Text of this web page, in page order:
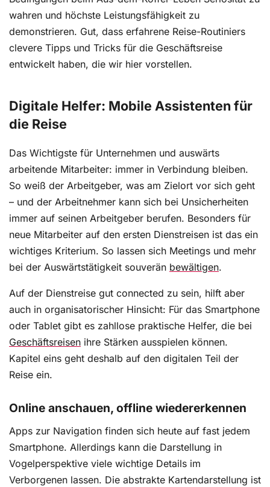
wahren und höchste Leistungsfähigkeit zu
demonstrieren. Gut, dass erfahrene Reise-Routiniers
clevere Tipps und Tricks für die Geschäftsreise
entwickelt haben, die wir hier vorstellen.
Digitale Helfer: Mobile Assistenten für
die Reise
Das Wichtigste für Unternehmen und auswärts
arbeitende Mitarbeiter: immer in Verbindung bleiben.
So weiß der Arbeitgeber, was am Zielort vor sich geht
– und der Arbeitnehmer kann sich bei Unsicherheiten
immer auf seinen Arbeitgeber berufen. Besonders für
neue Mitarbeiter auf den ersten Dienstreisen ist das ein
wichtiges Kriterium. So lassen sich Meetings und mehr
bei der Auswärtstätigkeit souverän bewältigen.
Auf der Dienstreise gut connected zu sein, hilft aber
auch in organisatorischer Hinsicht: Für das Smartphone
oder Tablet gibt es zahllose praktische Helfer, die bei
Geschäftsreisen ihre Stärken ausspielen können.
Kapitel eins geht deshalb auf den digitalen Teil der
Reise ein.
Online anschauen, offline wiedererkennen
Apps zur Navigation finden sich heute auf fast jedem
Smartphone. Allerdings kann die Darstellung in
Vogelperspektive viele wichtige Details im
Verborgenen lassen. Die abstrakte Kartendarstellung ist